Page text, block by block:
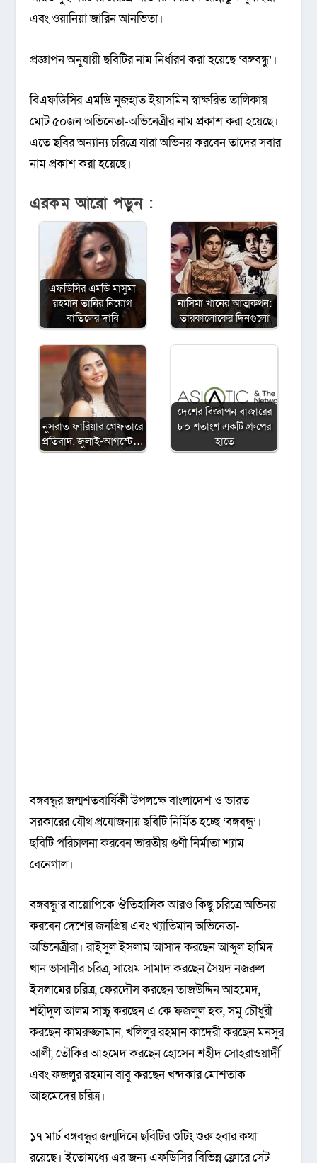
এবং ওয়ানিয়া জারিন আনভিতা।
প্রজ্ঞাপন অনুযায়ী ছবিটির নাম নির্ধারণ করা হয়েছে ‘বঙ্গবন্ধু’।
বিএফডিসির এমডি নুজহাত ইয়াসমিন স্বাক্ষরিত তালিকায়
মোট ৫০জন অভিনেতা-অভিনেত্রীর নাম প্রকাশ করা হয়েছে।
এতে ছবির অন্যান্য চরিত্রে যারা অভিনয় করবেন তাদের সবার
নাম প্রকাশ করা হয়েছে।
এরকম আরো পড়ুন :
এফডিসির এমডি মাসুমা
রহমান তানির নিয়োগ
বাতিলের দাবি
নাসিমা খানের আত্মকথন:
তারকালোকের দিনগুলো
নুসরাত ফারিয়ার গ্রেফতারে
প্রতিবাদ, জুলাই-আগস্টে…
দেশের বিজ্ঞাপন বাজারের
৮০ শতাংশ একটি গ্রুপের
হাতে
বঙ্গবন্ধুর জন্মশতবার্ষিকী উপলক্ষে বাংলাদেশ ও ভারত
সরকারের যৌথ প্রযোজনায় ছবিটি নির্মিত হচ্ছে ‘বঙ্গবন্ধু’।
ছবিটি পরিচালনা করবেন ভারতীয় গুণী নির্মাতা শ্যাম
বেনেগাল।
বঙ্গবন্ধু’র বায়োপিকে ঔতিহাসিক আরও কিছু চরিত্রে অভিনয়
করবেন দেশের জনপ্রিয় এবং খ্যাতিমান অভিনেতা-
অভিনেত্রীরা। রাইসুল ইসলাম আসাদ করছেন আব্দুল হামিদ
খান ভাসানীর চরিত্র, সায়েম সামাদ করছেন সৈয়দ নজরুল
ইসলামের চরিত্র, ফেরদৌস করছেন তাজউদ্দিন আহমেদ,
শহীদুল আলম সাচ্চু করছেন এ কে ফজলুল হক, সমু চৌধুরী
করছেন কামরুজ্জামান, খলিলুর রহমান কাদেরী করছেন মনসুর
আলী, তৌকির আহমেদ করছেন হোসেন শহীদ সোহরাওয়ার্দী
এবং ফজলুর রহমান বাবু করছেন খন্দকার মোশতাক
আহমেদের চরিত্র।
১৭ মার্চ বঙ্গবন্ধুর জন্মদিনে ছবিটির শুটিং শুরু হবার কথা
রয়েছে। ইতোমধ্যে এর জন্য এফডিসির বিভিন্ন ফ্লোরে সেট